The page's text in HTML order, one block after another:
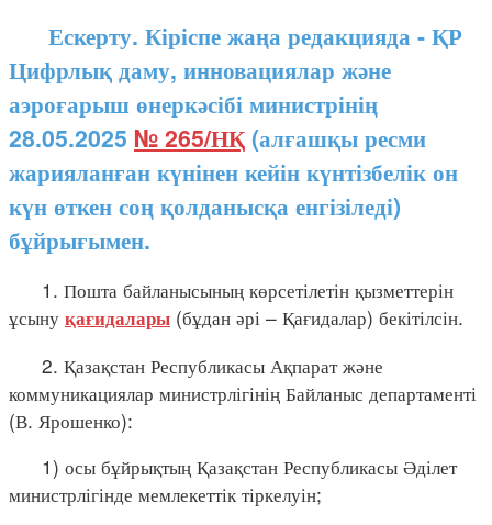
Ескерту. Кіріспе жаңа редакцияда - ҚР
Цифрлық даму, инновациялар және
аэроғарыш өнеркәсібі министрінің
28.05.2025 № 265/НҚ (алғашқы ресми
жарияланған күнінен кейін күнтізбелік он
күн өткен соң қолданысқа енгізіледі)
бұйрығымен.
1. Пошта байланысының көрсетілетін қызметтерін
ұсыну қағидалары (бұдан әрі – Қағидалар) бекітілсін.
2. Қазақстан Республикасы Ақпарат және
коммуникациялар министрлігінің Байланыс департаменті
(В. Ярошенко):
1) осы бұйрықтың Қазақстан Республикасы Әділет
министрлігінде мемлекеттік тіркелуін;